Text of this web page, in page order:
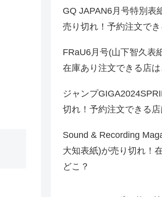
GQ JAPAN6月号特別表
売り切れ！予約注文でき
FRaU6月号(山下智久表
在庫あり注文できる店は
ジャンプ
切れ！予約注文できる店
Sound & Recording
大知表紙)が売り切れ！
どこ？